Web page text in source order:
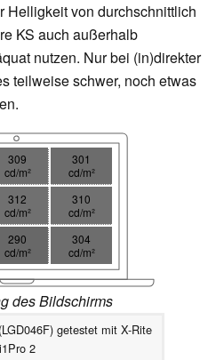
Helligkeit von durchschnittlich
KS auch außerhalb
nutzen. Nur bei (in)direkter
teilweise schwer, noch etwas
309
cd/m²
301
cd/m²
312
cd/m²
310
cd/m²
290
cd/m²
304
cd/m²
des Bildschirms
getestet mit X-Rite
i1Pro 2